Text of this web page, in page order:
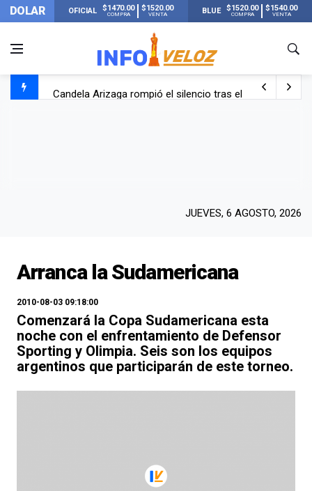
DOLAR OFICIAL $1470.00
COMPRA
$1520.00
VENTA BLUE $1520.00
COMPRA
$1540.00
VENTA
Candela Arizaga rompió el silencio tras el incidente con
JUEVES, 6 AGOSTO, 2026
Arranca la Sudamericana
2010-08-03 09:18:00
Comenzará la Copa Sudamericana esta
noche con el enfrentamiento de Defensor
Sporting y Olimpia. Seis son los equipos
argentinos que participarán de este torneo.